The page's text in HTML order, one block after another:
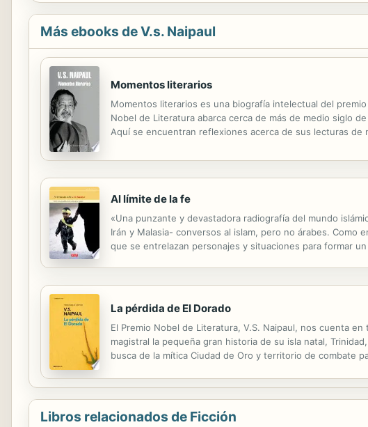
Más ebooks de V.s. Naipaul
Momentos literarios
Momentos literarios es una biografía intelectual del
Nobel de Literatura abarca cerca de más de medio siglo
Aquí se encuentran reflexiones acerca de sus lecturas
Al límite de la fe
«Una punzante y devastadora radiografía del mundo
Irán y Malasia- conversos al islam, pero no árabes.
que se entrelazan personajes y situaciones para formar
La pérdida de El Dorado
El Premio Nobel de Literatura, V.S. Naipaul, nos cuenta
magistral la pequeña gran historia de su isla natal,
busca de la mítica Ciudad de Oro y territorio de combate
Libros relacionados de Ficción